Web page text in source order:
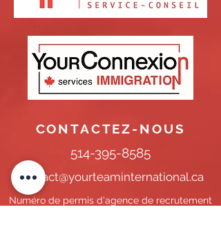
contact@yourteaminternational.ca
CONTACTEZ-NOUS
514-395-8585
Numéro de permis d'agence de recrutement